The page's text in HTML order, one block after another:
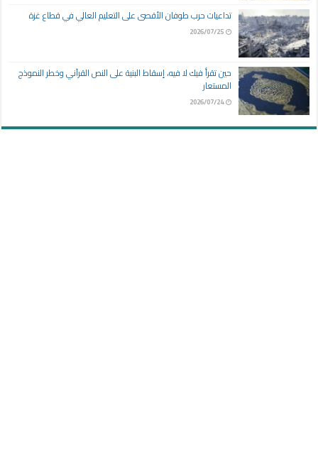
تداعيات حرب طوفان الأقصى على التعليم العالي في قطاع غزة
2026/07/25
حين تقرأ فيك لا فيه، إسقاط البنية على النص القرآني وخطر النموذج
المستعار
2026/07/24